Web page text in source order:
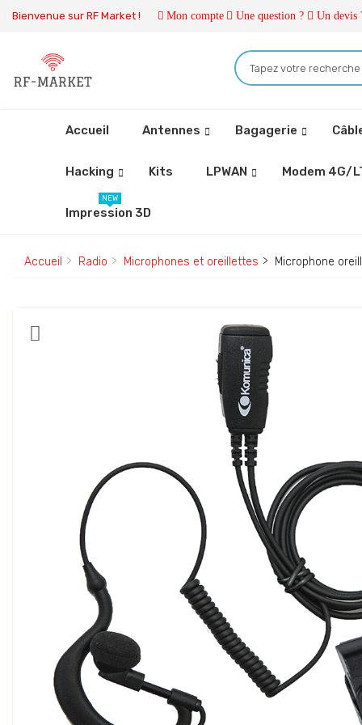
Bienvenue sur RF Market ! Mon compte Une question ? Un devis
Accueil Antennes Bagagerie
Hacking Kits LPWAN Modem 4G/
Impression 3D
NEW
Accueil Radio Microphones et oreillettes Microphone